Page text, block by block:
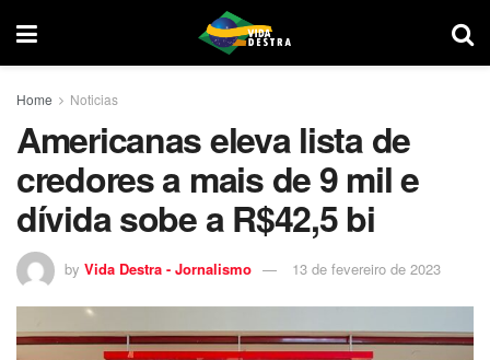
Home Noticias
Americanas eleva lista de
credores a mais de 9 mil e
dívida sobe a R$42,5 bi
by Vida Destra - Jornalismo 13 de fevereiro de 2023